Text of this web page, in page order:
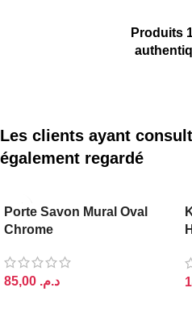
Produits
Les clients ayant
également regardé
Porte Savon Mural Oval
Chrome
د.م.